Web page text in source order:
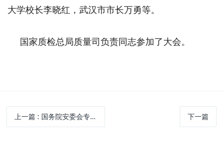
大学校长李晓红，武汉市市长万勇等。
国家质检总局质量司负责同志参加了大会。
上一篇 : 国务院安委会专家咨询委员会特种设备专业委员会获准成立 下一篇